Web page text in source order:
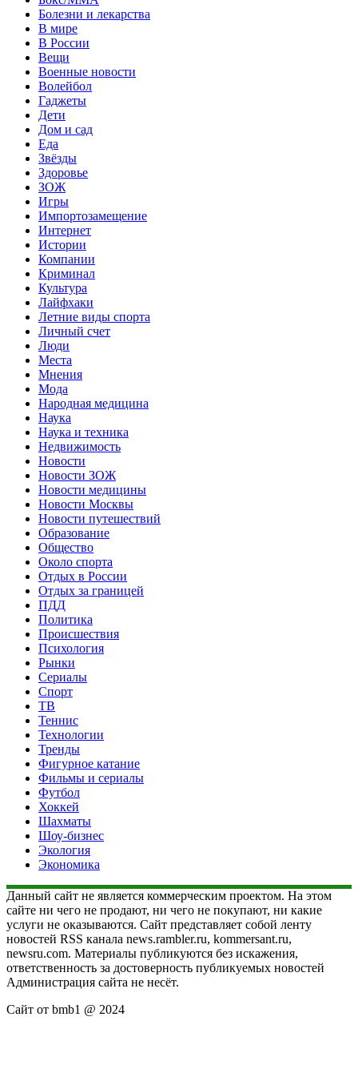
Болезни и лекарства
В мире
В России
Вещи
Военные новости
Волейбол
Гаджеты
Дети
Дом и сад
Еда
Звёзды
Здоровье
ЗОЖ
Игры
Импортозамещение
Интернет
Истории
Компании
Криминал
Культура
Лайфхаки
Летние виды спорта
Личный счет
Люди
Места
Мнения
Мода
Народная медицина
Наука
Наука и техника
Недвижимость
Новости
Новости ЗОЖ
Новости медицины
Новости Москвы
Новости путешествий
Образование
Общество
Около спорта
Отдых в России
Отдых за границей
ПДД
Политика
Происшествия
Психология
Рынки
Сериалы
Спорт
ТВ
Теннис
Технологии
Тренды
Фигурное катание
Фильмы и сериалы
Футбол
Хоккей
Шахматы
Шоу-бизнес
Экология
Экономика
Данный сайт не является коммерческим проектом. На этом
сайте ни чего не продают, ни чего не покупают, ни какие
услуги не оказываются. Сайт представляет собой ленту
новостей RSS канала news.rambler.ru, kommersant.ru,
newsru.com. Материалы публикуются без искажения,
ответственность за достоверность публикуемых новостей
Администрация сайта не несёт.
Сайт от bmb1 @ 2024